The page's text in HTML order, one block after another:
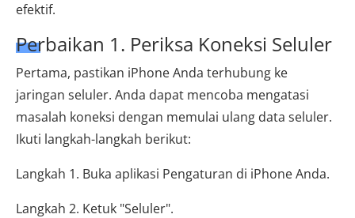
efektif.
Perbaikan 1. Periksa Koneksi Seluler
Pertama, pastikan iPhone Anda terhubung ke
jaringan seluler. Anda dapat mencoba mengatasi
masalah koneksi dengan memulai ulang data seluler.
Ikuti langkah-langkah berikut:
Langkah 1. Buka aplikasi Pengaturan di iPhone Anda.
Langkah 2. Ketuk "Seluler".